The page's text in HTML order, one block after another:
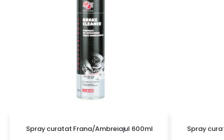
Spray curatat Frana/Ambreiajul 600ml Spray